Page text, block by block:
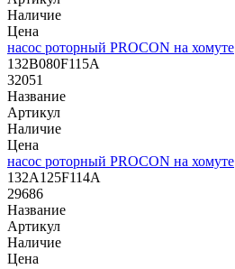
Наличие
Цена
насос роторный PROCON на хомуте
132B080F115A
32051
Название
Артикул
Наличие
Цена
насос роторный PROCON на хомуте
132A125F114A
29686
Название
Артикул
Наличие
Цена